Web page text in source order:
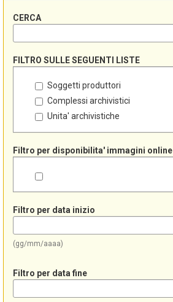
CERCA
FILTRO SULLE SEGUENTI LISTE
Soggetti produttori
Complessi archivistici
Unita' archivistiche
Filtro per disponibilita' immagini online
Filtro per data inizio
(gg/mm/aaaa)
Filtro per data fine